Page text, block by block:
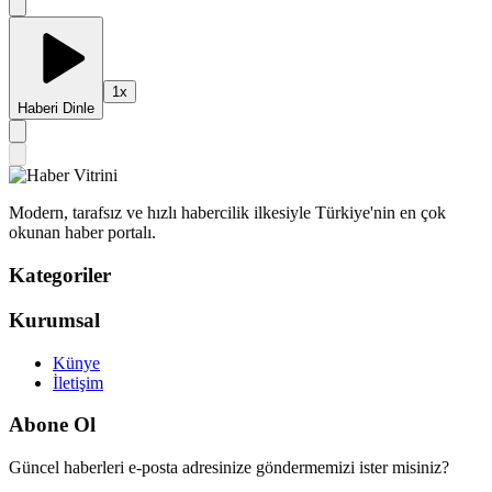
Haberi Dinle
1x
Modern, tarafsız ve hızlı habercilik ilkesiyle Türkiye'nin en çok
okunan haber portalı.
Kategoriler
Kurumsal
Künye
İletişim
Abone Ol
Güncel haberleri e-posta adresinize göndermemizi ister misiniz?